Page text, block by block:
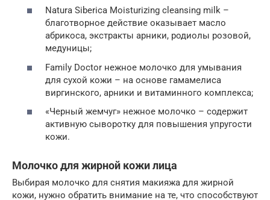
Natura Siberica Moisturizing cleansing milk –
благотворное действие оказывает масло
абрикоса, экстракты арники, родиолы розовой,
медуницы;
Family Doctor нежное молочко для умывания
для сухой кожи – на основе гамамелиса
виргинского, арники и витаминного комплекса;
«Черный жемчуг» нежное молочко – содержит
активную сыворотку для повышения упругости
кожи.
Молочко для жирной кожи лица
Выбирая молочко для снятия макияжа для жирной
кожи, нужно обратить внимание на те, что способствуют